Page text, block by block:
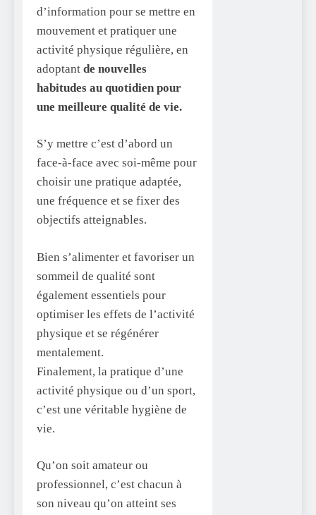
d’information pour se mettre en
mouvement et pratiquer une
activité physique régulière, en
adoptant de nouvelles
habitudes au quotidien pour
une meilleure qualité de vie.
S’y mettre c’est d’abord un
face-à-face avec soi-même pour
choisir une pratique adaptée,
une fréquence et se fixer des
objectifs atteignables.
Bien s’alimenter et favoriser un
sommeil de qualité sont
également essentiels pour
optimiser les effets de l’activité
physique et se régénérer
mentalement.
Finalement, la pratique d’une
activité physique ou d’un sport,
c’est une véritable hygiène de
vie.
Qu’on soit amateur ou
professionnel, c’est chacun à
son niveau qu’on atteint ses